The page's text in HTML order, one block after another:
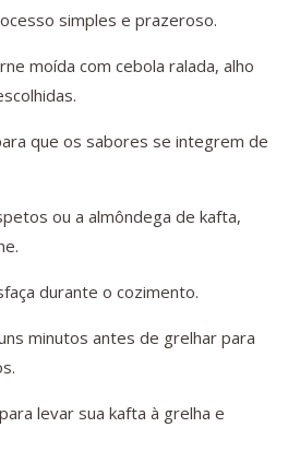
simples e prazeroso.
moída com cebola ralada, alho
que os sabores se integrem de
ou a almôndega de kafta,
durante o cozimento.
minutos antes de grelhar para
levar sua kafta à grelha e